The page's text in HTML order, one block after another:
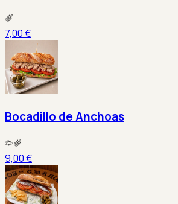
7,00 €
Bocadillo de Anchoas
9,00 €